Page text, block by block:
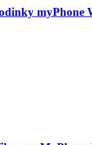
myPhone